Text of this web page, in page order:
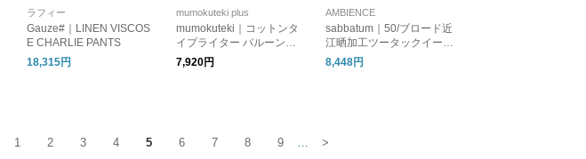
ラフィー
Gauze#｜LINEN VISCOS
E CHARLIE PANTS
18,315円
mumokuteki plus
mumokuteki｜コットンタ
イプライター バルーンパ
ンツ
7,920円
AMBIENCE
sabbatum｜50/ブロード近
江晒加工ツータックイージ
ーパンツ
8,448円
1 2 3 4 5 6 7 8 9 … >